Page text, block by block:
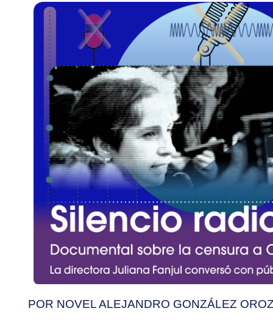
POR NOVEL ALEJANDRO GONZÁLEZ